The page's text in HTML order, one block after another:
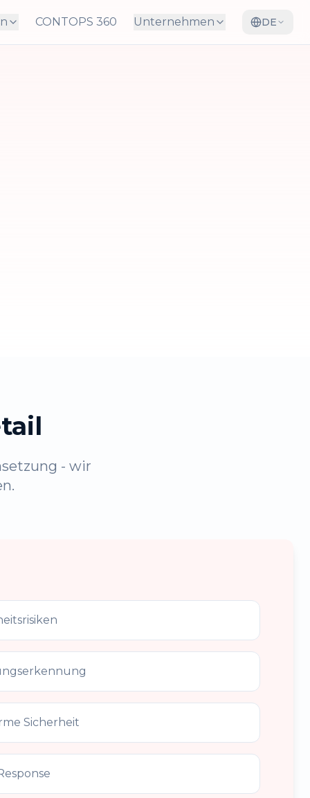
CONTOPS 360 Unternehmen DE
- wir
Sicherheit